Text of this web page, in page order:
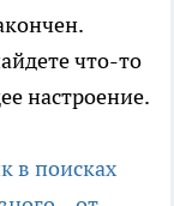
что-то
настроение.
в поисках